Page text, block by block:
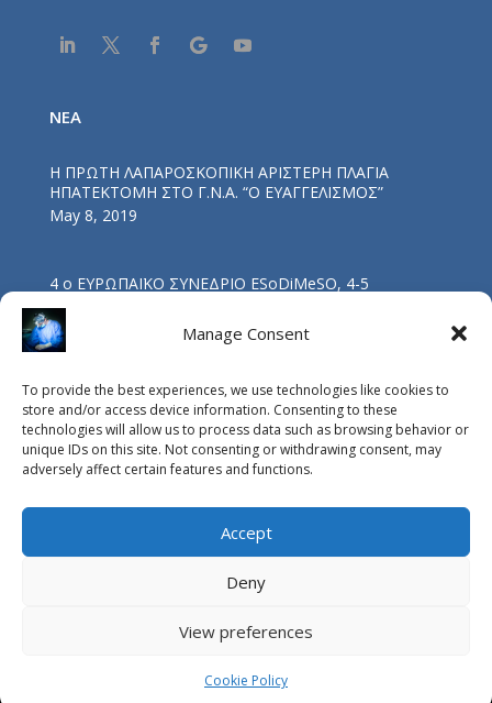
Manage Consent
To provide the best experiences, we use technologies like cookies to
store and/or access device information. Consenting to these
technologies will allow us to process data such as browsing behavior or
unique IDs on this site. Not consenting or withdrawing consent, may
adversely affect certain features and functions.
Accept
Deny
View preferences
Cookie Policy
NEA
Η ΠΡΩΤΗ ΛΑΠΑΡΟΣΚΟΠΙΚΗ ΑΡΙΣΤΕΡΗ ΠΛΑΓΙΑ
ΗΠΑΤΕΚΤΟΜΗ ΣΤΟ Γ.Ν.Α. “Ο ΕΥΑΓΓΕΛΙΣΜΟΣ”
May 8, 2019
4 ο ΕΥΡΩΠΑΪΚΟ ΣΥΝΕΔΡΙΟ ESoDiMeSO, 4-5
Nov 5, 2017
ΟΜΙΛΙΑ ΔΡΑ Β. ΔΡΑΚΟΠΟΥΛΟΥ: “ΒΑΡΙΑΤΡΙΚΗ
ΧΕΙΡΟΥΡΓΙΚΗ ΚΑΙ ΥΠΝΙΚΗ ΑΠΝΟΙΑ”
Oct 4, 2017
© Copyright Vasileios Drakopoulos MD, PhD, FACS / 2015
Athanasios Bakalis MD , MSc Photo Credits: